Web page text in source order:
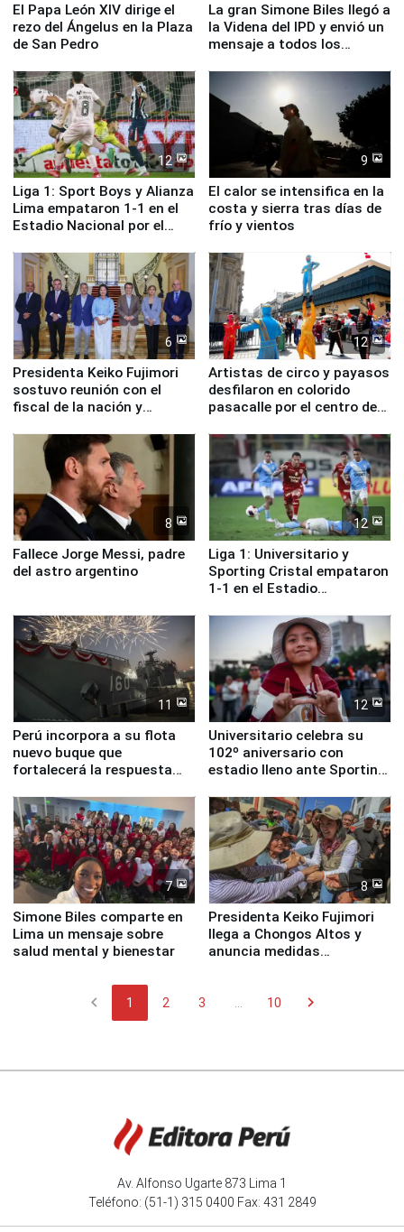
El Papa León XIV dirige el
rezo del Ángelus en la Plaza
de San Pedro
La gran Simone Biles llegó a
la Videna del IPD y envió un
mensaje a todos los
12
Liga 1: Sport Boys y Alianza
Lima empataron 1-1 en el
Estadio Nacional por el
9
El calor se intensifica en la
costa y sierra tras días de
frío y vientos
6
Presidenta Keiko Fujimori
sostuvo reunión con el
fiscal de la nación y
12
Artistas de circo y payasos
desfilaron en colorido
pasacalle por el centro de
8
Fallece Jorge Messi, padre
del astro argentino
12
Liga 1: Universitario y
Sporting Cristal empataron
1-1 en el Estadio
11
Perú incorpora a su flota
nuevo buque que
fortalecerá la respuesta
12
Universitario celebra su
102º aniversario con
estadio lleno ante Sporting
7
Simone Biles comparte en
Lima un mensaje sobre
salud mental y bienestar
8
Presidenta Keiko Fujimori
llega a Chongos Altos y
anuncia medidas
chevron_left 1 2 3 10 chevron_right
Av. Alfonso Ugarte 873 Lima 1
Teléfono: (51-1) 315 0400 Fax: 431 2849